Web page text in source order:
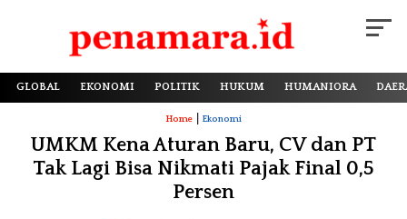
GLOBAL EKONOMI POLITIK HUKUM HUMANIORA
Home| Ekonomi
UMKM Kena Aturan Baru, CV dan PT
Tak Lagi Bisa Nikmati Pajak Final 0,5
Persen